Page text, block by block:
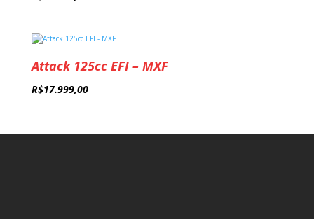
Attack 125cc EFI – MXF
R$17.999,00